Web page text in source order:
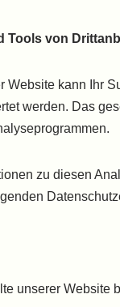
Tools von
Website kann Ihr
werden. Das
zu diesen
unserer Website